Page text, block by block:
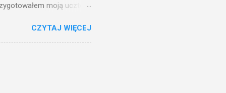
moją ucztę:
Na to król uniósł się
sługom: Uczta
na ucztę wszystkich,
I sala zapełniła się
CZYTAJ WIĘCEJ